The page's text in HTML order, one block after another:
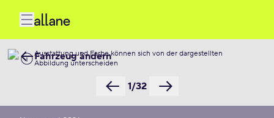
Ausstattung und Farbe können sich von der dargestellten
Abbildung unterscheiden
1/32
Fahrzeug ändern